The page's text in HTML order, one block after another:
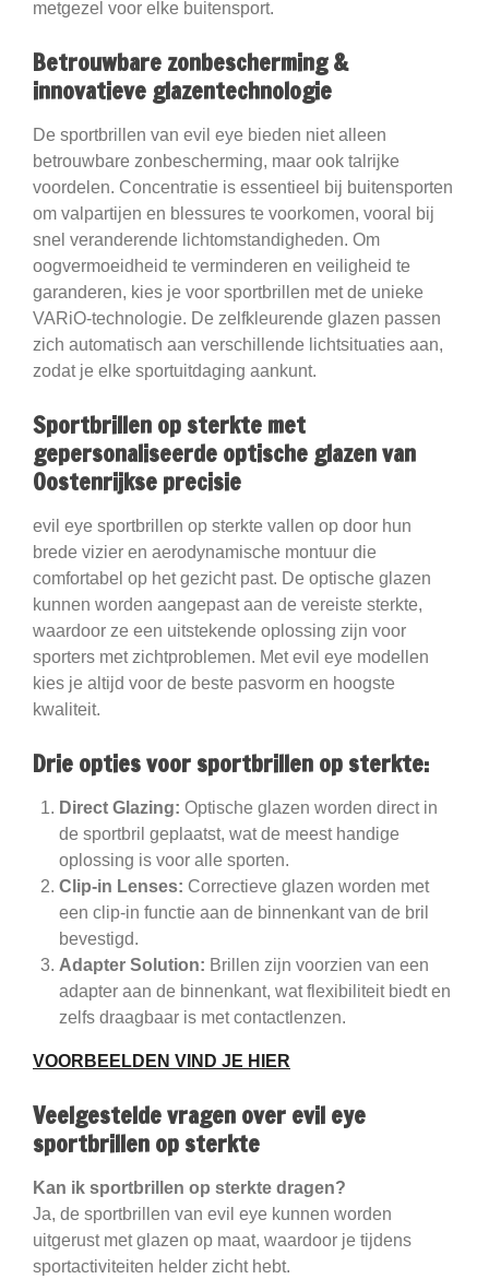
metgezel voor elke buitensport.
Betrouwbare zonbescherming &
innovatieve glazentechnologie
De sportbrillen van evil eye bieden niet alleen
betrouwbare zonbescherming, maar ook talrijke
voordelen. Concentratie is essentieel bij buitensporten
om valpartijen en blessures te voorkomen, vooral bij
snel veranderende lichtomstandigheden. Om
oogvermoeidheid te verminderen en veiligheid te
garanderen, kies je voor sportbrillen met de unieke
VARiO-technologie. De zelfkleurende glazen passen
zich automatisch aan verschillende lichtsituaties aan,
zodat je elke sportuitdaging aankunt.
Sportbrillen op sterkte met
gepersonaliseerde optische glazen van
Oostenrijkse precisie
evil eye sportbrillen op sterkte vallen op door hun
brede vizier en aerodynamische montuur die
comfortabel op het gezicht past. De optische glazen
kunnen worden aangepast aan de vereiste sterkte,
waardoor ze een uitstekende oplossing zijn voor
sporters met zichtproblemen. Met evil eye modellen
kies je altijd voor de beste pasvorm en hoogste
kwaliteit.
Drie opties voor sportbrillen op sterkte:
Direct Glazing: Optische glazen worden direct in
de sportbril geplaatst, wat de meest handige
oplossing is voor alle sporten.
Clip-in Lenses: Correctieve glazen worden met
een clip-in functie aan de binnenkant van de bril
bevestigd.
Adapter Solution: Brillen zijn voorzien van een
adapter aan de binnenkant, wat flexibiliteit biedt en
zelfs draagbaar is met contactlenzen.
VOORBEELDEN VIND JE HIER
Veelgestelde vragen over evil eye
sportbrillen op sterkte
Kan ik sportbrillen op sterkte dragen?
Ja, de sportbrillen van evil eye kunnen worden
uitgerust met glazen op maat, waardoor je tijdens
sportactiviteiten helder zicht hebt.